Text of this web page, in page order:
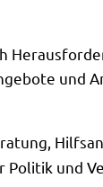
und
und